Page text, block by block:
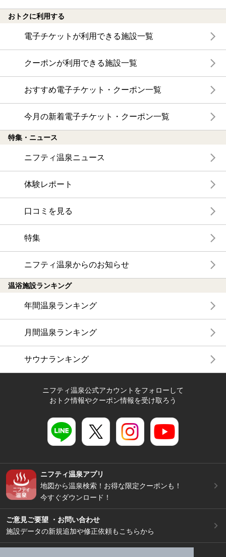
おトクに利用する
電子チケットが利用できる施設一覧
クーポンが利用できる施設一覧
おすすめ電子チケット・クーポン一覧
今月の新着電子チケット・クーポン一覧
特集・ニュース
ニフティ温泉ニュース
体験レポート
口コミを見る
特集
ニフティ温泉からのお知らせ
温浴施設ランキング
年間温泉ランキング
月間温泉ランキング
サウナランキング
ニフティ温泉公式アカウントをフォローして
おトク情報やクーポン情報を受け取ろう
ニフティ温泉アプリ
地図から温泉検索！お得な限定クーポンも！
今すぐダウンロード！
ご意見ご要望 ・お問い合わせ
施設データの新規追加や修正依頼もこちらから